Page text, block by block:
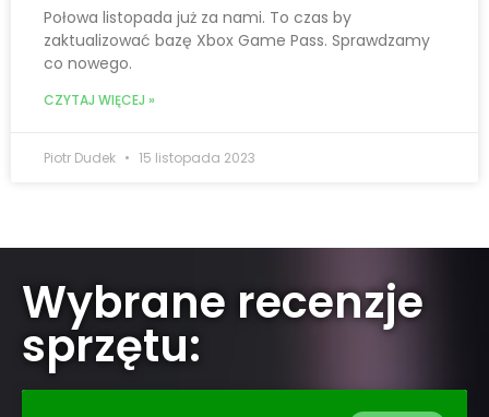
Połowa listopada już za nami. To czas by
zaktualizować bazę Xbox Game Pass. Sprawdzamy
co nowego.
CZYTAJ WIĘCEJ »
Piotr Dudek 15 listopada 2023
Wybrane recenzje
sprzętu: